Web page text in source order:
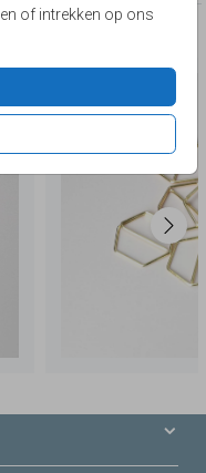
of intrekken op ons
iets voor je